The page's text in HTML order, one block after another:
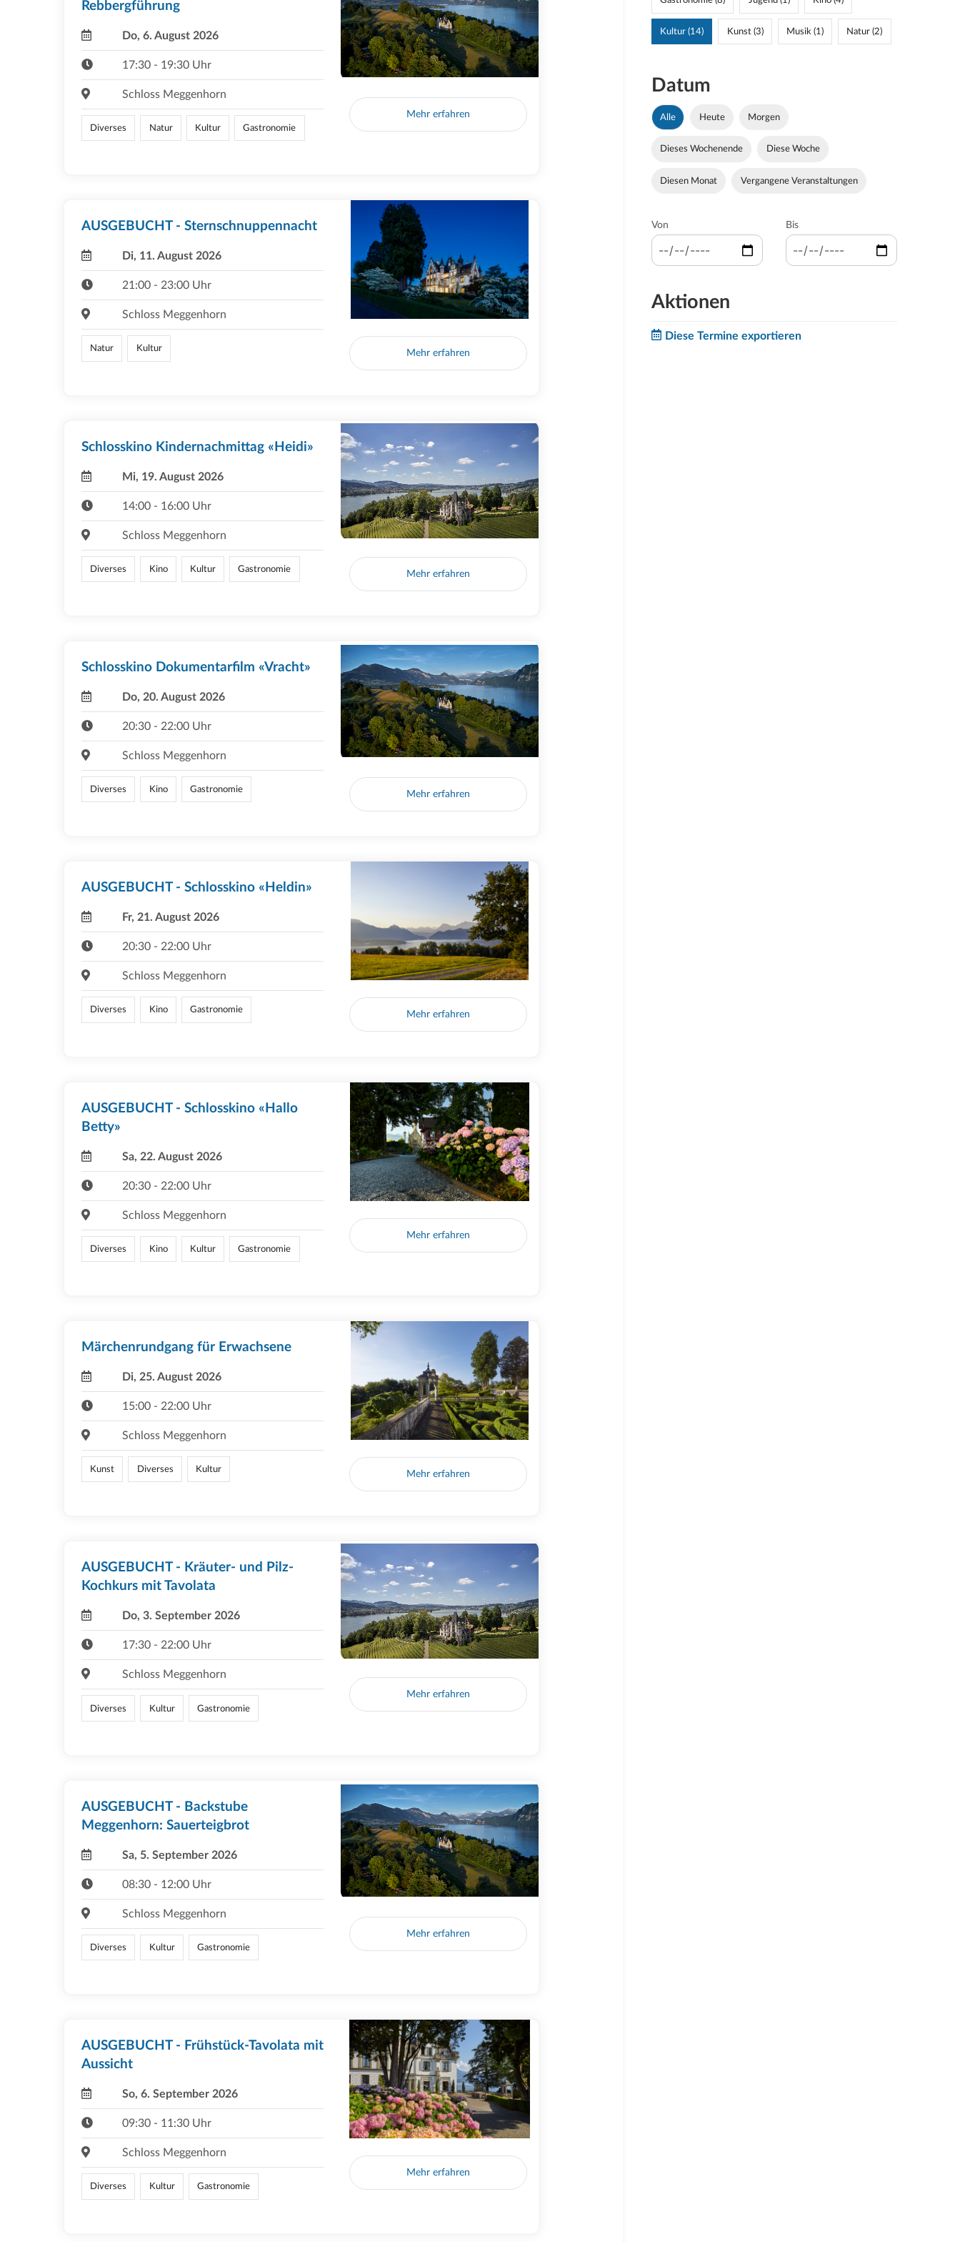
Rebbergführung
Do, 6. August 2026
17:30 - 19:30 Uhr
Schloss Meggenhorn
Diverses Natur Kultur Gastronomie
Mehr erfahren
AUSGEBUCHT - Sternschnuppennacht
Di, 11. August 2026
21:00 - 23:00 Uhr
Schloss Meggenhorn
Natur Kultur Mehr erfahren
Schlosskino Kindernachmittag «Heidi»
Mi, 19. August 2026
14:00 - 16:00 Uhr
Schloss Meggenhorn
Diverses Kino Kultur Gastronomie Mehr erfahren
Schlosskino Dokumentarfilm «Vracht»
Do, 20. August 2026
20:30 - 22:00 Uhr
Schloss Meggenhorn
Diverses Kino Gastronomie Mehr erfahren
AUSGEBUCHT - Schlosskino «Heldin»
Fr, 21. August 2026
20:30 - 22:00 Uhr
Schloss Meggenhorn
Diverses Kino Gastronomie Mehr erfahren
AUSGEBUCHT - Schlosskino «Hallo
Betty»
Sa, 22. August 2026
20:30 - 22:00 Uhr
Schloss Meggenhorn
Diverses Kino Kultur Gastronomie
Mehr erfahren
Märchenrundgang für Erwachsene
Di, 25. August 2026
15:00 - 22:00 Uhr
Schloss Meggenhorn
Kunst Diverses Kultur Mehr erfahren
AUSGEBUCHT - Kräuter- und Pilz-
Kochkurs mit Tavolata
Do, 3. September 2026
17:30 - 22:00 Uhr
Schloss Meggenhorn
Diverses Kultur Gastronomie
Mehr erfahren
AUSGEBUCHT - Backstube
Meggenhorn: Sauerteigbrot
Sa, 5. September 2026
08:30 - 12:00 Uhr
Schloss Meggenhorn
Diverses Kultur Gastronomie
Mehr erfahren
AUSGEBUCHT - Frühstück-Tavolata mit
Aussicht
So, 6. September 2026
09:30 - 11:30 Uhr
Schloss Meggenhorn
Diverses Kultur Gastronomie
Mehr erfahren
Kultur (14) Kunst (3) Musik (1) Natur (2)
Datum
Alle Heute Morgen
Dieses Wochenende Diese Woche
Diesen Monat Vergangene Veranstaltungen
Von Bis
Aktionen
Diese Termine exportieren